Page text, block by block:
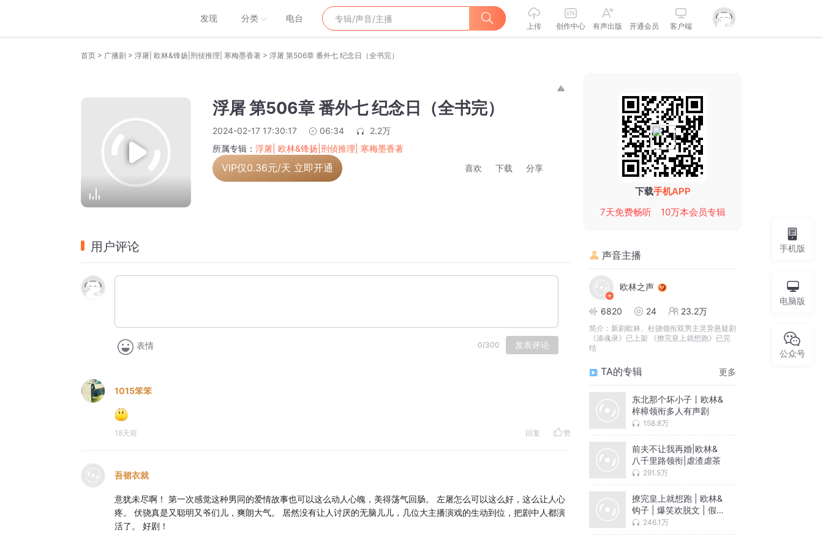
发现 分类 电台
上传 创作中心 有声出版 开通会员 客户端
首页 > 广播剧 > 浮屠| 欧林&锋扬|刑侦推理| 寒梅墨香著 > 浮屠 第506章 番外七 纪念日（全书完）
浮屠 第506章 番外七 纪念日（全书完）
2024-02-17 17:30:17 06:34
2.2万
所属专辑： 浮屠| 欧林&锋扬|刑侦推理| 寒梅墨香著
VIP仅0.36元/天 立即开通 喜欢 下载 分享
用户评论
表情 0/300 发表评论
1015笨笨
18天前 回复 赞
吾裙衣就
意犹未尽啊！ 第一次感觉这种男同的爱情故事也可以这么动人心魄，美得荡气回肠。 左屠怎么可以这么好，这么让人心
疼。 伏骁真是又聪明又爷们儿，爽朗大气。 居然没有让人讨厌的无脑儿儿，几位大主播演戏的生动到位，把剧中人都演
活了。 好剧！
下载手机APP
7天免费畅听
10万本会员专辑
声音主播
欧林之声
6820 24 23.2万
简介： 新剧欧林、杜骁领衔双男主灵异悬疑剧
《涤魂录》已上架 《撩完皇上就想跑》已完
结
TA的专辑 更多
东北那个坏小子丨欧林&
梓樟领衔多人有声剧
158.8万
前夫不让我再婚|欧林&
八千里路领衔|虐渣虐茶
291.5万
撩完皇上就想跑 | 欧林&
钩子 | 爆笑欢脱文 | 假
太监皇宫的N次出逃
246.1万
手机版
电脑版
公众号